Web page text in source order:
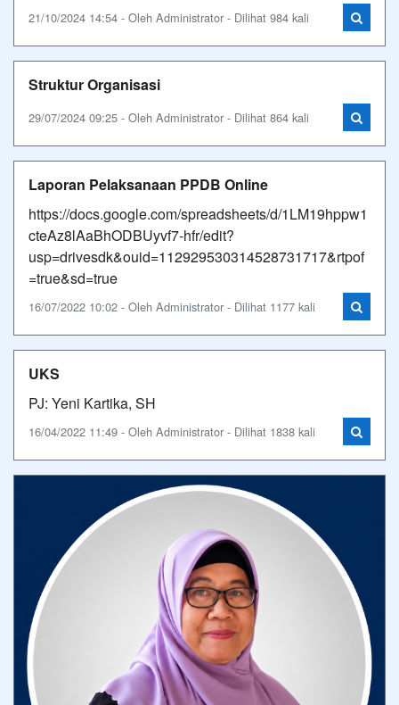
21/10/2024 14:54 - Oleh Administrator - Dilihat 984 kali
Struktur Organisasi
29/07/2024 09:25 - Oleh Administrator - Dilihat 864 kali
Laporan Pelaksanaan PPDB Online
https://docs.google.com/spreadsheets/d/1LM19hppw1
cteAz8lAaBhODBUyvf7-hfr/edit?
usp=drivesdk&ouid=112929530314528731717&rtpof
=true&sd=true
16/07/2022 10:02 - Oleh Administrator - Dilihat 1177 kali
UKS
PJ: Yeni Kartika, SH
16/04/2022 11:49 - Oleh Administrator - Dilihat 1838 kali